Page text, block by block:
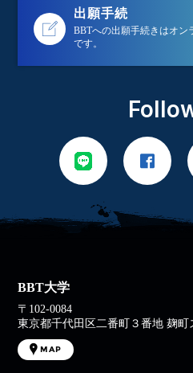
出願手続
BBTへの出願手続きはオン
です。
BBT大学
〒102-0084
東京都千代田区二番町３番地 麹町
MAP